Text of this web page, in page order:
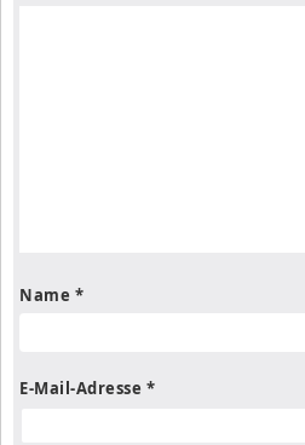
Name *
E-Mail-Adresse *